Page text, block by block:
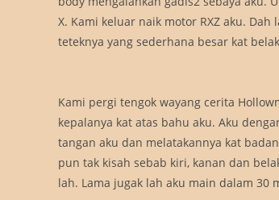
X. Kami keluar naik motor RXZ aku.
teteknya yang sederhana besar kat
Kami pergi tengok wayang cerita
kepalanya kat atas bahu aku. Aku
tangan aku dan melatakannya kat
pun tak kisah sebab kiri, kanan dan
lah. Lama jugak lah aku main dalam 30